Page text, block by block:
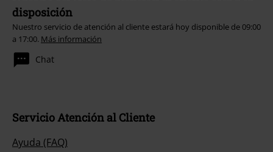
disposición
Nuestro servicio de atención al cliente estará hoy disponible de 09:00
a 17:00. Más información
Chat
Servicio Atención al Cliente
Ayuda (FAQ)